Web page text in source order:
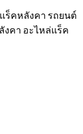
ร็คหลังคา รถยนต์
งคา อะไหล่แร็ค